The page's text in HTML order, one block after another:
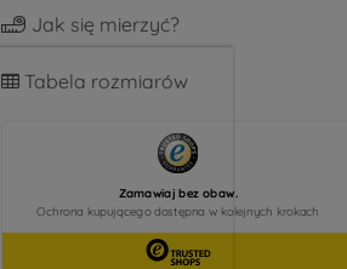
Jak się mierzyć?
Tabela rozmiarów